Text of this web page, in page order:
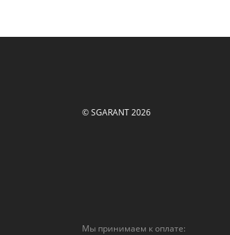
© SGARANT 2026
Мы принимаем к оплате: